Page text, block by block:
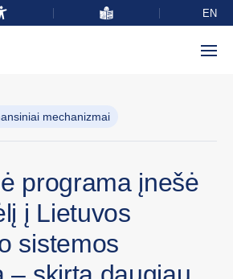
EN
mechanizmai
programa įnešė
į Lietuvos
sistemos